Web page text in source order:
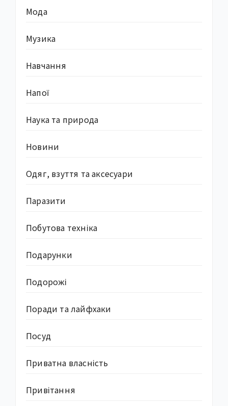
Мода
Музика
Навчання
Напої
Наука та природа
Новини
Одяг, взуття та аксесуари
Паразити
Побутова техніка
Подарунки
Подорожі
Поради та лайфхаки
Посуд
Приватна власність
Привітання